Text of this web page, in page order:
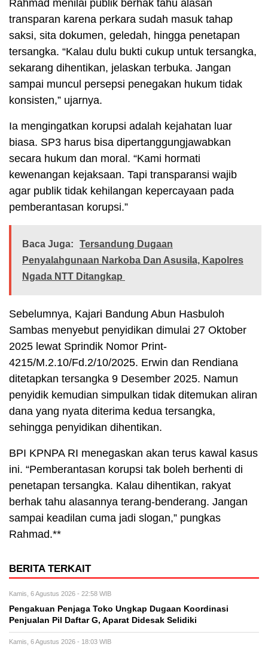
Rahmad menilai publik berhak tahu alasan
transparan karena perkara sudah masuk tahap
saksi, sita dokumen, geledah, hingga penetapan
tersangka. “Kalau dulu bukti cukup untuk tersangka,
sekarang dihentikan, jelaskan terbuka. Jangan
sampai muncul persepsi penegakan hukum tidak
konsisten,” ujarnya.
Ia mengingatkan korupsi adalah kejahatan luar
biasa. SP3 harus bisa dipertanggungjawabkan
secara hukum dan moral. “Kami hormati
kewenangan kejaksaan. Tapi transparansi wajib
agar publik tidak kehilangan kepercayaan pada
pemberantasan korupsi.”
Baca Juga:
Tersandung Dugaan
Penyalahgunaan Narkoba Dan Asusila, Kapolres
Ngada NTT Ditangkap
Sebelumnya, Kajari Bandung Abun Hasbuloh
Sambas menyebut penyidikan dimulai 27 Oktober
2025 lewat Sprindik Nomor Print-
4215/M.2.10/Fd.2/10/2025. Erwin dan Rendiana
ditetapkan tersangka 9 Desember 2025. Namun
penyidik kemudian simpulkan tidak ditemukan aliran
dana yang nyata diterima kedua tersangka,
sehingga penyidikan dihentikan.
BPI KPNPA RI menegaskan akan terus kawal kasus
ini. “Pemberantasan korupsi tak boleh berhenti di
penetapan tersangka. Kalau dihentikan, rakyat
berhak tahu alasannya terang-benderang. Jangan
sampai keadilan cuma jadi slogan,” pungkas
Rahmad.**
BERITA TERKAIT
Kamis, 6 Agustus 2026 - 22:58 WIB
Pengakuan Penjaga Toko Ungkap Dugaan Koordinasi
Penjualan Pil Daftar G, Aparat Didesak Selidiki
Kamis, 6 Agustus 2026 - 18:03 WIB